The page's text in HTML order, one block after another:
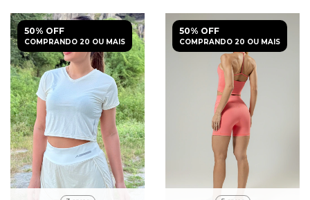
50% OFF
COMPRANDO 20 OU MAIS
50% OFF
COMPRANDO 20 OU MAIS